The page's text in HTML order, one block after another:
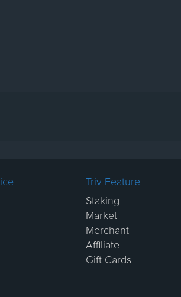
Triv Feature
Staking
Market
Merchant
Affiliate
Gift Cards